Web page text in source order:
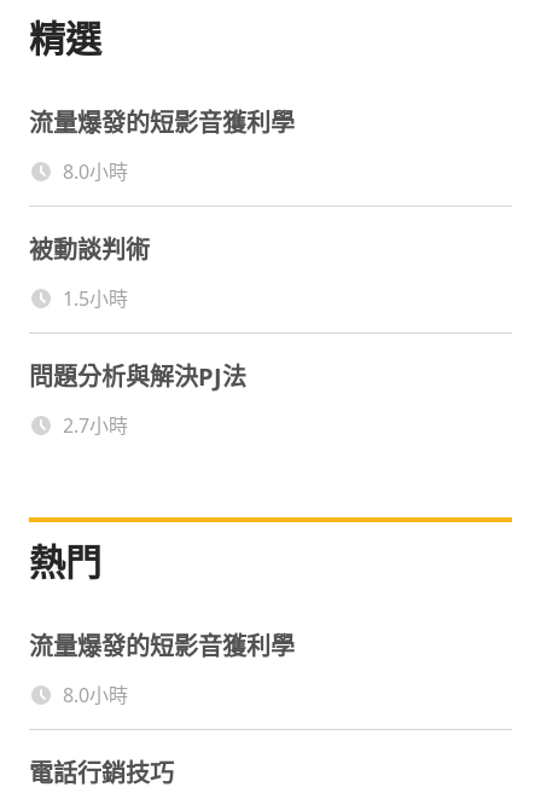
腦、華邦電子、阿里巴巴、佳格食品等知名企業的
講師。
精選
流量爆發的短影音獲利學
8.0小時
被動談判術
1.5小時
問題分析與解決PJ法
2.7小時
熱門
流量爆發的短影音獲利學
8.0小時
電話行銷技巧